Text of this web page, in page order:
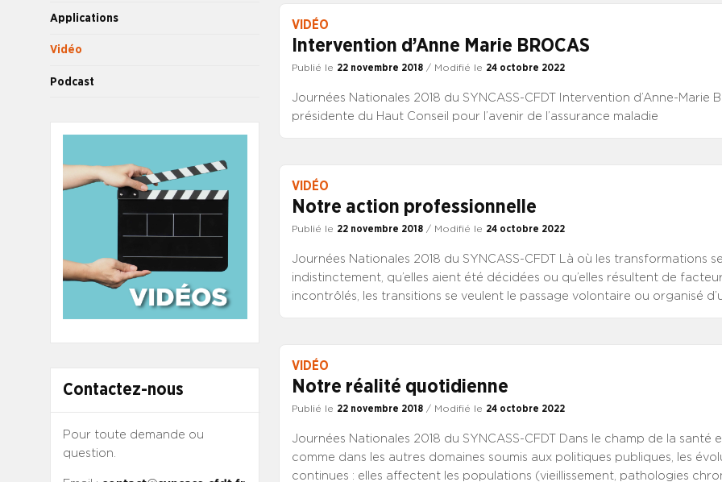
Applications
Vidéo
Podcast
Contactez-nous
Pour toute demande ou
question.
accentuent les déséquilibres dans l’accès territorial et financier aux soins
accompagnements, dans la progression des déserts médicaux, dans les
organisationnelles, constituant autant de ruptures. Ces contradictions
VIDÉO
Intervention d’Anne Marie BROCAS
Publié le 22 novembre 2018 / Modifié le 24 octobre 2022
Journées Nationales 2018 du SYNCASS-CFDT Intervention d’Anne-Marie
présidente du Haut Conseil pour l’avenir de l’assurance maladie
VIDÉO
Notre action professionnelle
Publié le 22 novembre 2018 / Modifié le 24 octobre 2022
Journées Nationales 2018 du SYNCASS-CFDT Là où les transformations
indistinctement, qu’elles aient été décidées ou qu’elles résultent de
incontrôlés, les transitions se veulent le passage volontaire ou organisé
s’inscrivent dans un cadre général et une démarche d’ensemble, les
faites de l’articulation efficace de nombreuses décisions. Elles peuvent
une progressivité, permettant des évolutions mesurées et susceptibles
le pas et faire en sorte que la mise en œuvre soit d’emblée menée. Dans les
faut largement impliquer les parties prenantes.
VIDÉO
Notre réalité quotidienne
Publié le 22 novembre 2018 / Modifié le 24 octobre 2022
Journées Nationales 2018 du SYNCASS-CFDT Dans le champ de la santé
comme dans les autres domaines soumis aux politiques publiques, les
continues : elles affectent les populations (vieillissement, pathologies